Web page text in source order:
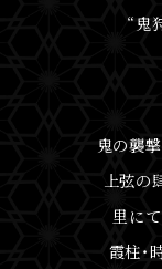
“鬼
鬼の襲
上弦の
里に
霞柱・